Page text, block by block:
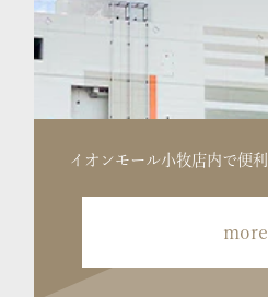
イオンモール小牧店内で便利
more